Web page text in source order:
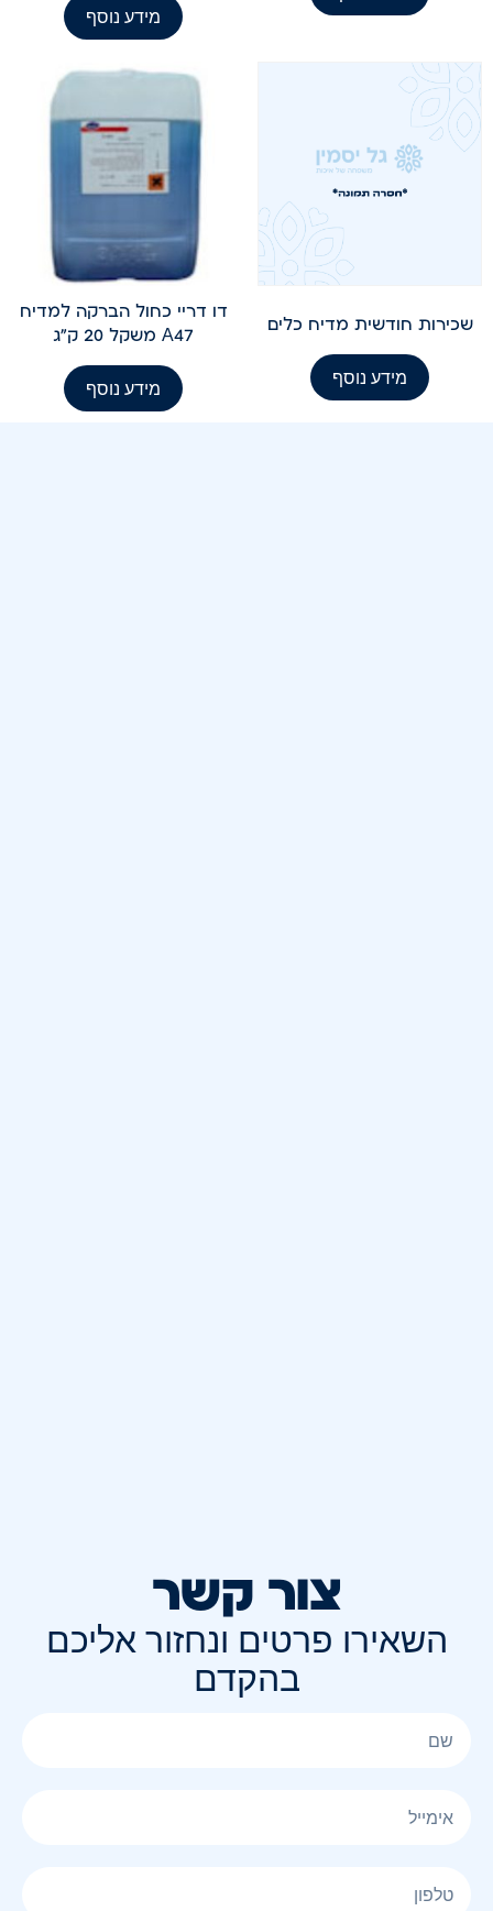
מידע נוסף
שכירות חודשית מדיח כלים
מידע נוסף
דו דריי כחול הברקה למדיח
A47 משקל 20 ק"ג
מידע נוסף
צור קשר
השאירו פרטים ונחזור אליכם
בהקדם